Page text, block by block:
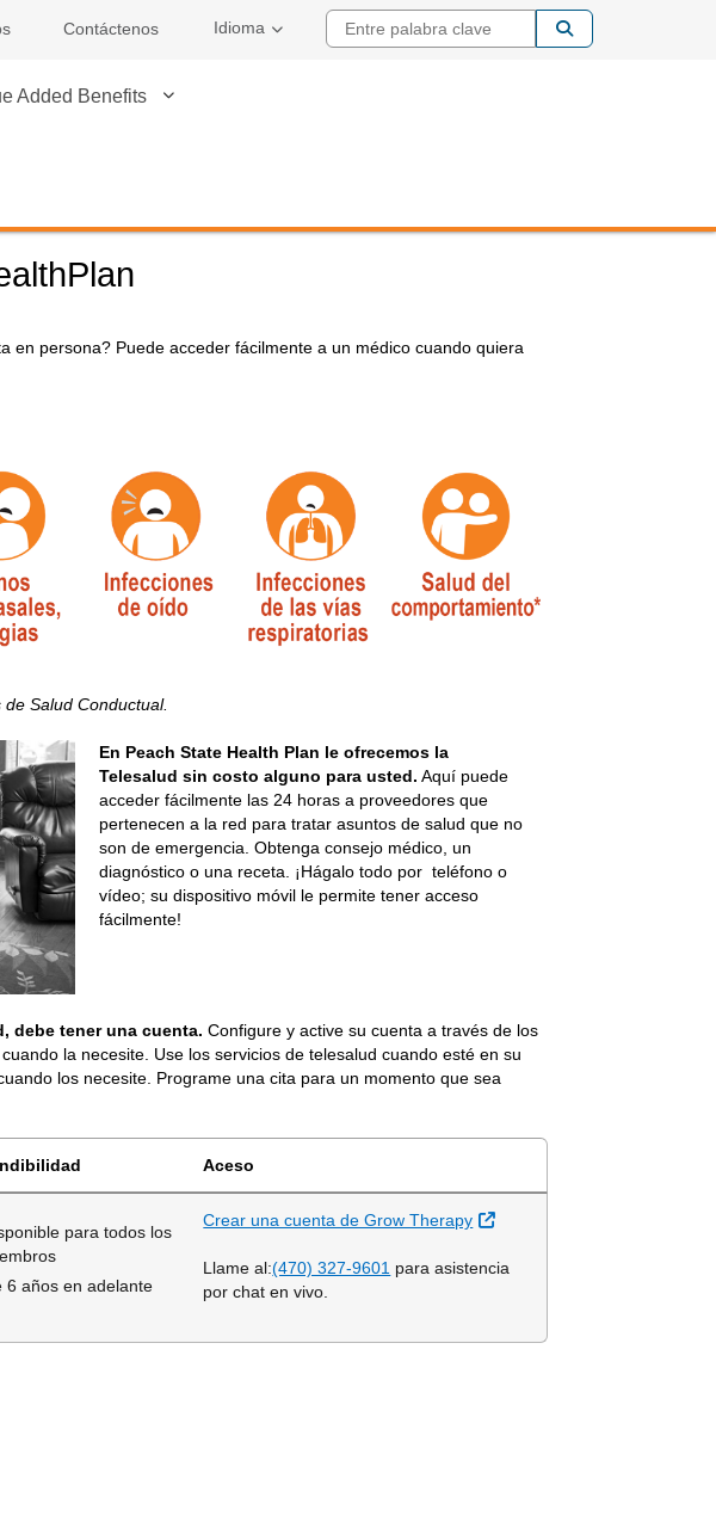
Contáctenos Idioma Entre palabra
Added Benefits
en persona? Puede acceder fácilmente a un médico cuando quiera
Salud Conductual.
En Peach State Health Plan le ofrecemos la
Telesalud sin costo alguno para usted. Aquí puede
acceder fácilmente las 24 horas a proveedores que
pertenecen a la red para tratar asuntos de salud que no
son de emergencia. Obtenga consejo médico, un
diagnóstico o una receta. ¡Hágalo todo por teléfono o
vídeo; su dispositivo móvil le permite tener acceso
fácilmente!
debe tener una cuenta.Configure y active su cuenta a través de los
la necesite. Use los servicios de telesalud cuando esté en su
los necesite. Programe una cita para un momento que sea
Aceso
para todos los
6 años en adelante
Crear una cuenta de Grow Therapy Sitio Externo
Llame al:(470) 327-9601 para asistencia
por chat en vivo.